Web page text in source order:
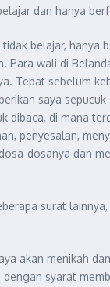
dan hanya
belajar, hanya
Para wali di
Tepat sebelum
saya
dibaca, di mana
penyesalan,
dosanya dan
surat
akan menikah
syarat